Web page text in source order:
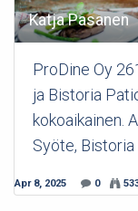
Katja Pasanen
ProDine Oy
ja Bistoria
kokoaikainen.
Syöte, Bistoria
Apr 8, 2025 0